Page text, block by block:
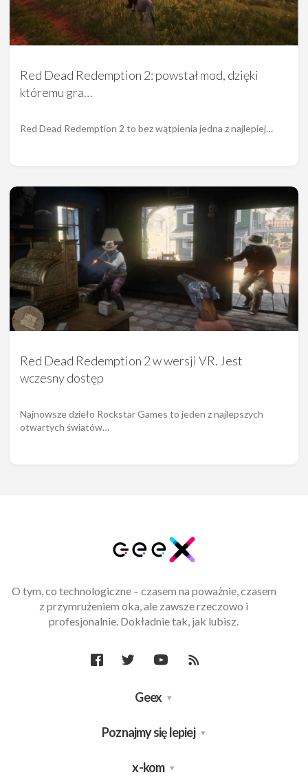
Red Dead Redemption 2: powstał mod, dzięki
któremu gra…
Red Dead Redemption 2 to bez wątpienia jedna z najlepiej…
Red Dead Redemption 2 w wersji VR. Jest
wczesny dostęp
Najnowsze dzieło Rockstar Games to jeden z najlepszych
otwartych światów…
O tym, co technologiczne – czasem na poważnie, czasem
z przymrużeniem oka, ale zawsze rzeczowo i
profesjonalnie. Dokładnie tak, jak lubisz.
Geex
Poznajmy się lepiej
x-kom